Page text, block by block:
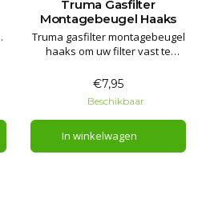
Truma Gasfilter
Montagebeugel Haaks
Truma gasfilter montagebeugel
haaks om uw filter vast te
gasbun.
€7,95
Beschikbaar
In winkelwagen